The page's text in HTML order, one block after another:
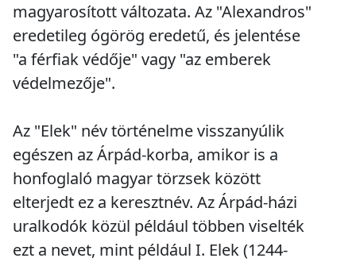
magyarosított változata. Az "Alexandros"
eredetileg ógörög eredetű, és jelentése
"a férfiak védője" vagy "az emberek
védelmezője".
Az "Elek" név történelme visszanyúlik
egészen az Árpád-korba, amikor is a
honfoglaló magyar törzsek között
elterjedt ez a keresztnév. Az Árpád-házi
uralkodók közül például többen viselték
ezt a nevet, mint például I. Elek (1244-